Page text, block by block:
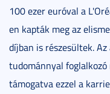
100 ezer euróval a
en kapták meg az
díjban is részesültek.
tudománnyal
támogatva ezzel a